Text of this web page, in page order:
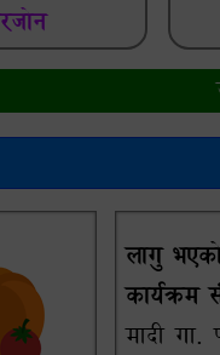
लागु
कार्यक्रम
मादी